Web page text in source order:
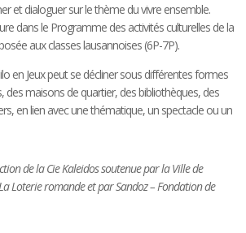
et dialoguer sur le thème du vivre ensemble.
dans le Programme des activités culturelles de la
aux classes lausannoises (6P-7P).
en Jeux peut se décliner sous différentes formes
des maisons de quartier, des bibliothèques, des
en lien avec une thématique, un spectacle ou un
de la Cie Kaleidos soutenue par la Ville de
Loterie romande et par Sandoz – Fondation de